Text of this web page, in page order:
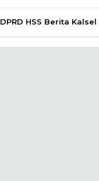
DPRD HSS Berita Kalsel